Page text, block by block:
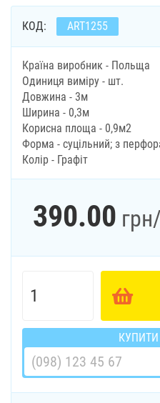
КОД: ART1255
Країна виробник - Польща
Одиниця виміру - шт.
Довжина - 3м
Ширина - 0,3м
Корисна площа - 0,9м2
Форма - суцільний; з
Колір - Графіт
390.00 грн
КУПИТИ